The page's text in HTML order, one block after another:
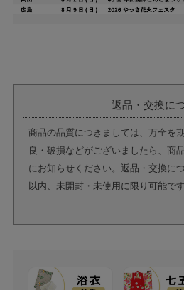
返品・交換に
商品の品質につきましては、万全を
良・破損などがございましたら、商
にお知らせください。返品・交換に
以内、未開封・未使用に限り可能です